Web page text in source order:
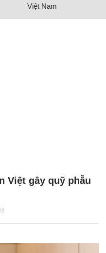
Việt Nam
Việt gây quỹ phẫu